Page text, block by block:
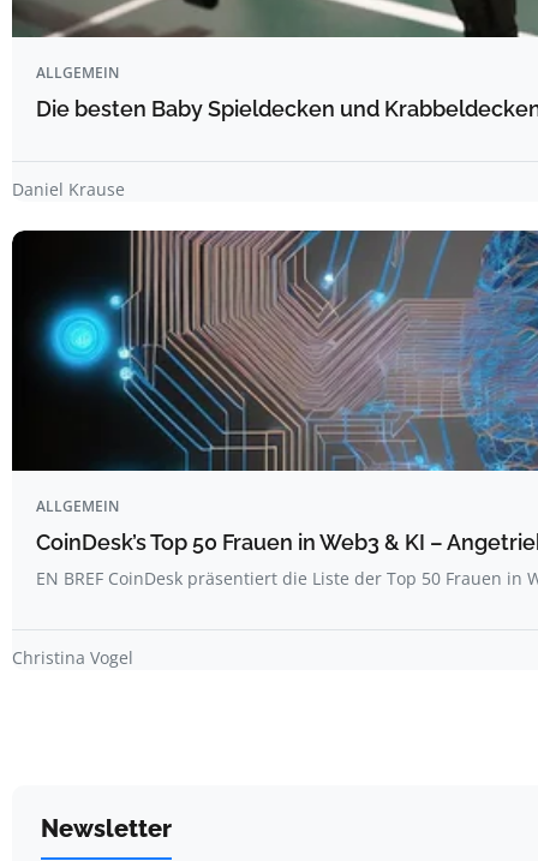
ALLGEMEIN
Die besten Baby Spieldecken und
Daniel Krause
ALLGEMEIN
CoinDesk’s Top 50 Frauen in Web3 & KI –
EN BREF CoinDesk präsentiert die Liste der Top 50 Frauen in
Christina Vogel
Newsletter